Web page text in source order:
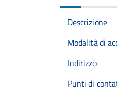
Descrizione
Modalità di
Indirizzo
Punti di